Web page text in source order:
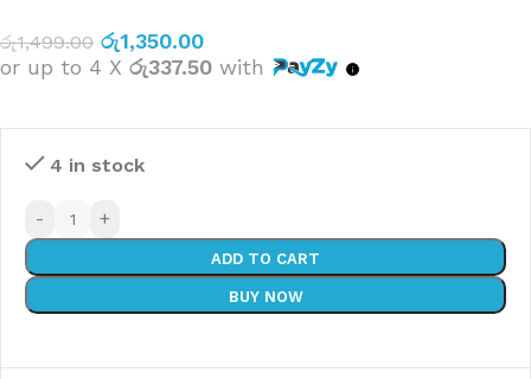
රු1,499.00 රු1,350.00
or up to 4 X රු337.50 with
4 in stock
- +
ADD TO CART
BUY NOW